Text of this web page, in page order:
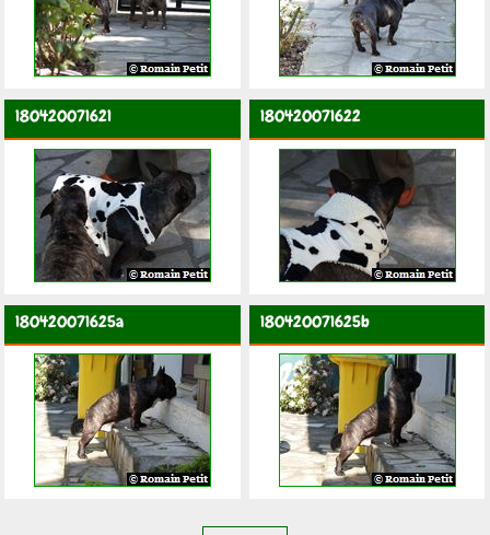
180420071621 180420071622
180420071625a 180420071625b